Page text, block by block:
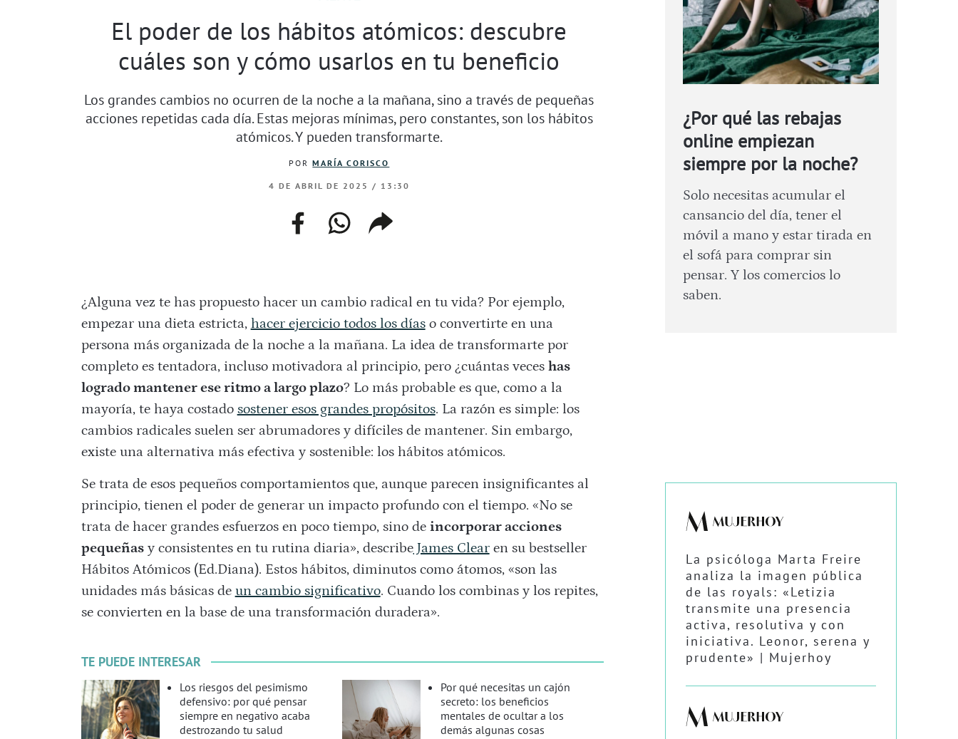
El poder de los hábitos atómicos: descubre
cuáles son y cómo usarlos en tu beneficio
Los grandes cambios no ocurren de la noche a la mañana, sino a través de pequeñas
acciones repetidas cada día. Estas mejoras mínimas, pero constantes, son los hábitos
atómicos. Y pueden transformarte.
PORMARÍA CORISCO
4 DE ABRIL DE 2025 / 13:30
facebookwhatsapp
web
copiar
enlace
¿Alguna vez te has propuesto hacer un cambio radical en tu vida? Por ejemplo,
empezar una dieta estricta, hacer ejercicio todos los díaso convertirte en una
persona más organizada de la noche a la mañana. La idea de transformarte por
completo es tentadora, incluso motivadora al principio, pero ¿cuántas veces has
logrado mantener ese ritmo a largo plazo? Lo más probable es que, como a la
mayoría, te haya costado sostener esos grandes propósitos. La razón es simple: los
cambios radicales suelen ser abrumadores y difíciles de mantener. Sin embargo,
existe una alternativa más efectiva y sostenible: los hábitos atómicos.
Se trata de esos pequeños comportamientos que, aunque parecen insignificantes al
principio, tienen el poder de generar un impacto profundo con el tiempo. «No se
trata de hacer grandes esfuerzos en poco tiempo, sino de incorporar acciones
pequeñasy consistentes en tu rutina diaria», describeJames Clearen su bestseller
Hábitos Atómicos (Ed.Diana). Estos hábitos, diminutos como átomos, «son las
unidades más básicas de un cambio significativo. Cuando los combinas y los repites,
se convierten en la base de una transformación duradera».
TE PUEDE INTERESAR
Los riesgos del pesimismo
defensivo: por qué pensar
siempre en negativo acaba
destrozando tu salud
Por qué necesitas un cajón
secreto: los beneficios
mentales de ocultar a los
demás algunas cosas
¿Por qué las rebajas
online empiezan
siempre por la noche?
Solo necesitas acumular el
cansancio del día, tener el
móvil a mano y estar tirada en
el sofá para comprar sin
pensar. Y los comercios lo
saben.
La psicóloga Marta Freire
analiza la imagen pública
de las royals: «Letizia
transmite una presencia
activa, resolutiva y con
iniciativa. Leonor, serena y
prudente» | Mujerhoy